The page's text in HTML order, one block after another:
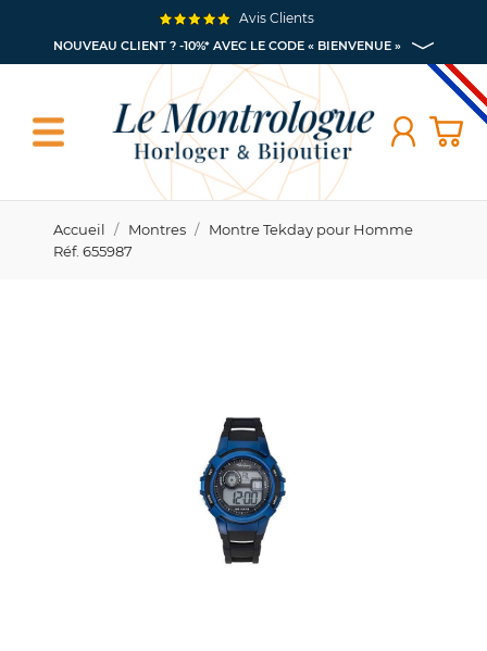
NOUVEAU CLIENT ? -10%* AVEC LE CODE « BIENVENUE »
Avis Clients
Accueil Montres
Montre Tekday pour Homme
Réf. 655987